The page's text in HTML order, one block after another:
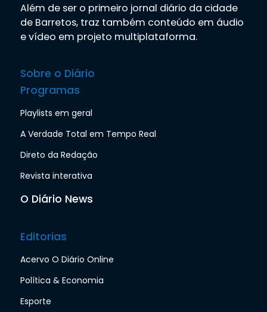
Além de ser o primeiro jornal diário da cidade
de Barretos, traz também conteúdo em áudio
e vídeo em projeto multiplataforma.
Sobre o Diário
Programas
Playlists em geral
A Verdade Total em Tempo Real
Direto da Redação
Revista interativa
O Diário News
Editorias
Acervo O Diário Online
Política & Economia
Esporte